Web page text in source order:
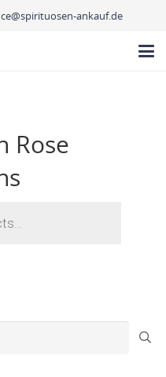
ankauf.de
Rose